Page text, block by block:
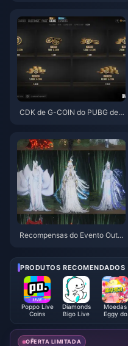
CDK de G-COIN do PUBG de j
pena?
Recompensas do Evento Outo
a Completa, Moeda e Prioridad
e
PRODUTOS RECOMENDADOS
Poppo Live
Coins
Diamonds
Bigo Live
Moedas
Eggy do
OFERTA LIMITADA